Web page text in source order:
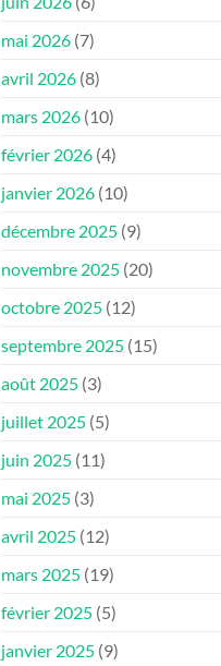
mai 2026 (7)
avril 2026 (8)
mars 2026 (10)
février 2026 (4)
janvier 2026 (10)
décembre 2025 (9)
novembre 2025 (20)
octobre 2025 (12)
septembre 2025 (15)
août 2025 (3)
juillet 2025 (5)
juin 2025 (11)
mai 2025 (3)
avril 2025 (12)
mars 2025 (19)
février 2025 (5)
janvier 2025 (9)